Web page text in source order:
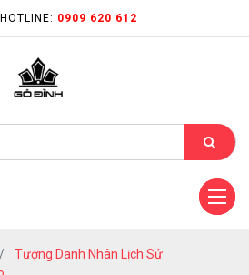
HOTLINE: 0909 620 612
Tượng Danh Nhân Lịch Sử